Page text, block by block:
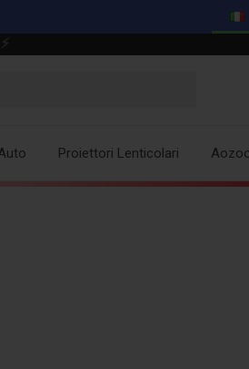
Proiettori Lenticolari